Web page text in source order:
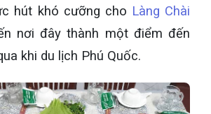
hút khó cưỡng cho Làng Chài
nơi đây thành một điểm đến
khi du lịch Phú Quốc.